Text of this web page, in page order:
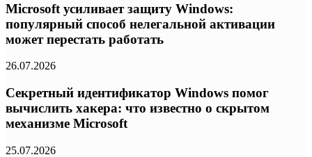
Microsoft усиливает защиту Windows:
популярный способ нелегальной активации
может перестать работать
26.07.2026
Секретный идентификатор Windows помог
вычислить хакера: что известно о скрытом
механизме Microsoft
25.07.2026